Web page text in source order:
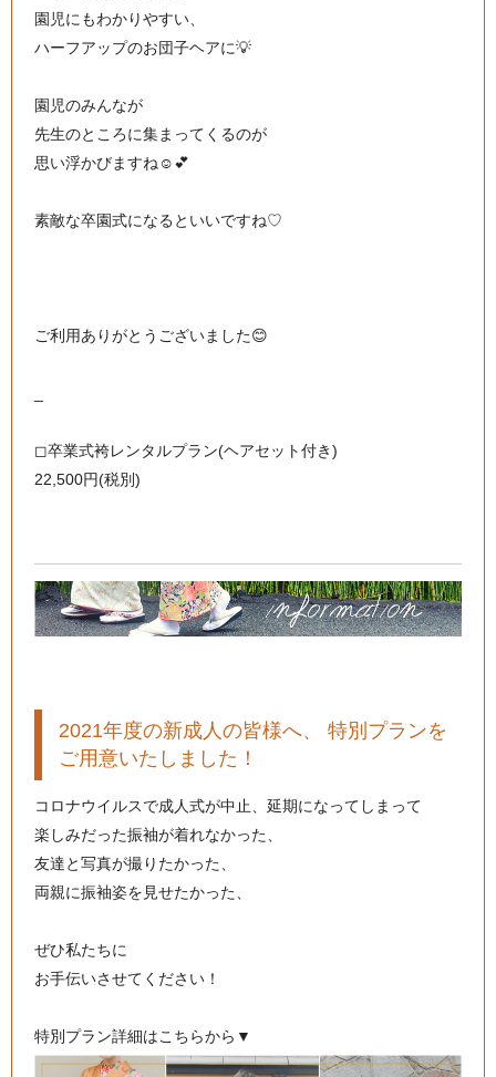
園児にもわかりやすい、
ハーフアップのお団子ヘアに💡
園児のみんなが
先生のところに集まってくるのが
思い浮かびますね☺️💕
素敵な卒園式になるといいですね♡
ご利用ありがとうございました😊
◻︎卒業式袴レンタルプラン(ヘアセット付き)
22,500円(税別)
2021年度の新成人の皆様へ、 特別プランを
ご用意いたしました！
コロナウイルスで成人式が中止、延期になってしまって
楽しみだった振袖が着れなかった、
友達と写真が撮りたかった、
両親に振袖姿を見せたかった、
ぜひ私たちに
お手伝いさせてください！
特別プラン詳細はこちらから▼